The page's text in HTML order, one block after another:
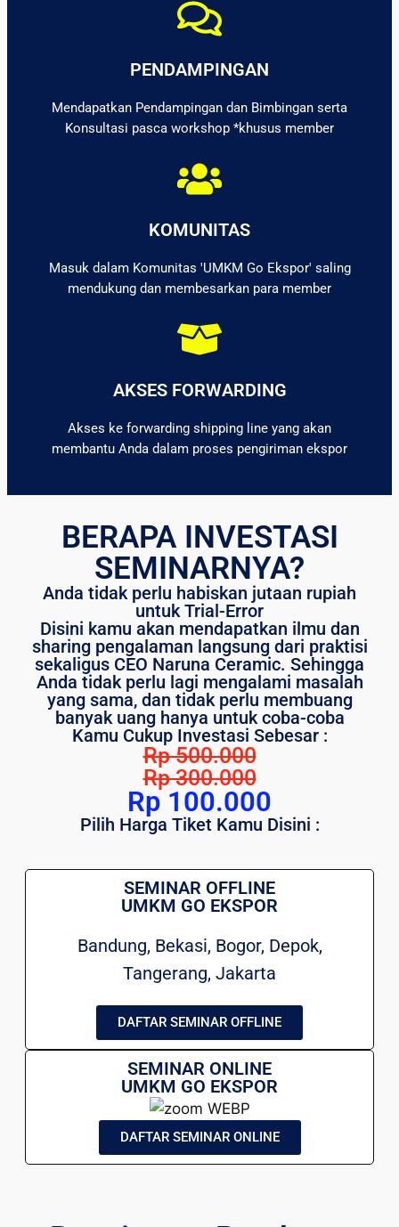
PENDAMPINGAN
Mendapatkan Pendampingan dan Bimbingan serta
Konsultasi pasca workshop *khusus member
KOMUNITAS
Masuk dalam Komunitas 'UMKM Go Ekspor' saling
mendukung dan membesarkan para member
AKSES FORWARDING
Akses ke forwarding shipping line yang akan
membantu Anda dalam proses pengiriman ekspor
BERAPA INVESTASI
SEMINARNYA?
Anda tidak perlu habiskan jutaan rupiah
untuk Trial-Error
Disini kamu akan mendapatkan ilmu dan
sharing pengalaman langsung dari praktisi
sekaligus CEO Naruna Ceramic. Sehingga
Anda tidak perlu lagi mengalami masalah
yang sama, dan tidak perlu membuang
banyak uang hanya untuk coba-coba
Kamu Cukup Investasi Sebesar :
Rp 500.000
Rp 300.000
Rp 100.000
Pilih Harga Tiket Kamu Disini :
SEMINAR OFFLINE
UMKM GO EKSPOR
Bandung, Bekasi, Bogor, Depok,
Tangerang, Jakarta
DAFTAR SEMINAR OFFLINE
SEMINAR ONLINE
UMKM GO EKSPOR
DAFTAR SEMINAR ONLINE